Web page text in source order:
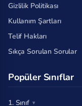
Gizlilik Politikası
Kullanım Şartları
Telif Hakları
Sıkça Sorulan Sorular
Popüler Sınıflar
1. Sınıf